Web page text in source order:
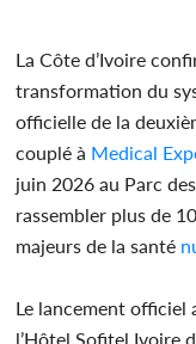
La Côte d’Ivoire
transformation du
officielle de la
couplé à Medical
juin 2026 au Parc
rassembler plus de
majeurs de la santé
Le lancement officiel
l’Hôtel Sofitel Ivoire